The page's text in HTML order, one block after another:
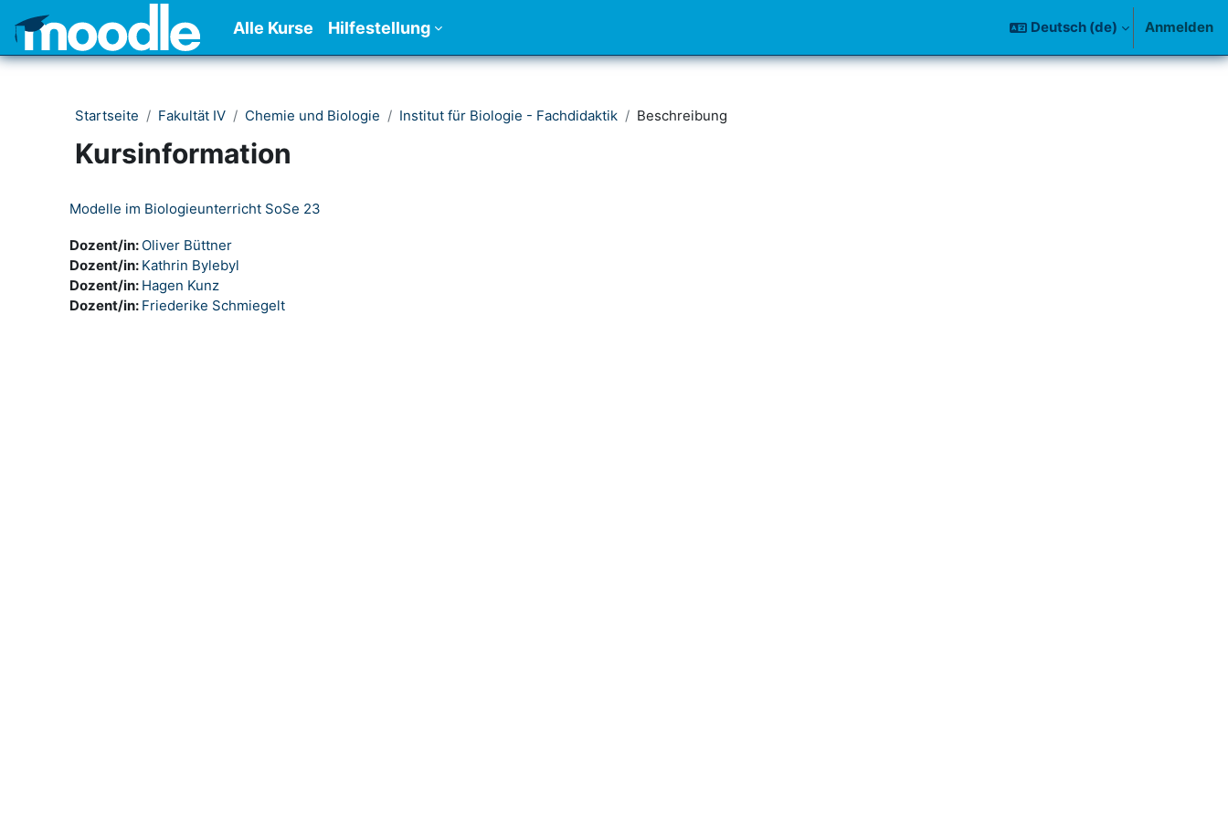
Alle Kurse Hilfestellung Deutsch ‎(de)‎ Anmelden
Startseite Fakultät IV Chemie und Biologie Institut für Biologie - Fachdidaktik Beschreibung
Kursinformation
Modelle im Biologieunterricht SoSe 23
Dozent/in: Oliver Büttner
Dozent/in: Kathrin Bylebyl
Dozent/in: Hagen Kunz
Dozent/in: Friederike Schmiegelt